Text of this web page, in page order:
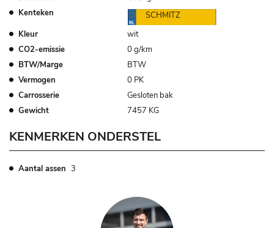
Kenteken
SCHMITZ
Kleur
wit
CO2-emissie
0 g/km
BTW/Marge
BTW
Vermogen
0 PK
Carrosserie
Gesloten bak
Gewicht
7457 KG
KENMERKEN ONDERSTEL
Aantal assen 3